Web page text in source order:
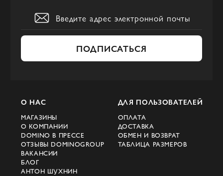
ПОДПИСАТЬСЯ
О НАС
МАГАЗИНЫ
О КОМПАНИИ
DOMINO В ПРЕССЕ
ОТЗЫВЫ DOMINOGROUP
ВАКАНСИИ
БЛОГ
АНТОН ШУХНИН
ДЛЯ ПОЛЬЗОВАТЕЛЕЙ
ОПЛАТА
ДОСТАВКА
ОБМЕН И ВОЗВРАТ
ТАБЛИЦА РАЗМЕРОВ